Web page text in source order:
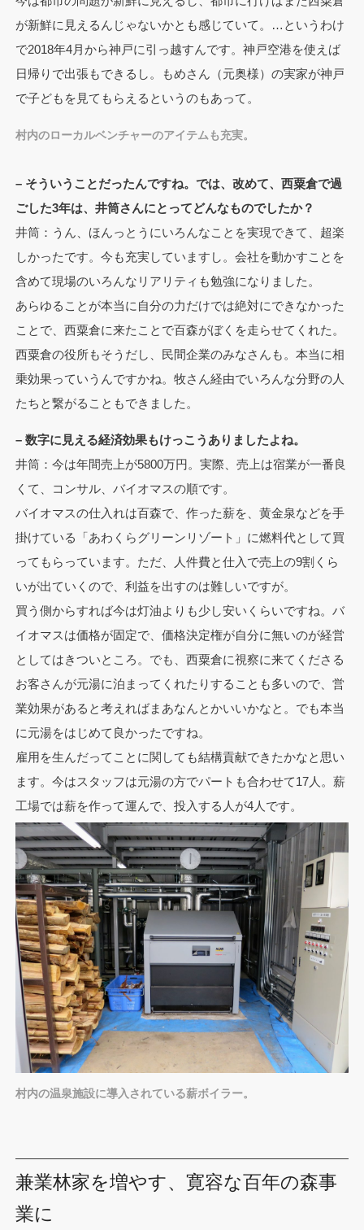
が新鮮に見えるんじゃないかとも感じていて。…というわけ
で2018年4月から神戸に引っ越すんです。神戸空港を使えば
日帰りで出張もできるし。もめさん（元奥様）の実家が神戸
で子どもを見てもらえるというのもあって。
村内のローカルベンチャーのアイテムも充実。
– そういうことだったんですね。では、改めて、西粟倉で過
ごした3年は、井筒さんにとってどんなものでしたか？
井筒：うん、ほんっとうにいろんなことを実現できて、超楽
しかったです。今も充実していますし。会社を動かすことを
含めて現場のいろんなリアリティも勉強になりました。
あらゆることが本当に自分の力だけでは絶対にできなかった
ことで、西粟倉に来たことで百森がぼくを走らせてくれた。
西粟倉の役所もそうだし、民間企業のみなさんも。本当に相
乗効果っていうんですかね。牧さん経由でいろんな分野の人
たちと繋がることもできました。
– 数字に見える経済効果もけっこうありましたよね。
井筒：今は年間売上が5800万円。実際、売上は宿業が一番良
くて、コンサル、バイオマスの順です。
バイオマスの仕入れは百森で、作った薪を、黄金泉などを手
掛けている「あわくらグリーンリゾート」に燃料代として買
ってもらっています。ただ、人件費と仕入で売上の9割くら
いが出ていくので、利益を出すのは難しいですが。
買う側からすれば今は灯油よりも少し安いくらいですね。バ
イオマスは価格が固定で、価格決定権が自分に無いのが経営
としてはきついところ。でも、西粟倉に視察に来てくださる
お客さんが元湯に泊まってくれたりすることも多いので、営
業効果があると考えればまあなんとかいいかなと。でも本当
に元湯をはじめて良かったですね。
雇用を生んだってことに関しても結構貢献できたかなと思い
ます。今はスタッフは元湯の方でパートも合わせて17人。薪
工場では薪を作って運んで、投入する人が4人です。
村内の温泉施設に導入されている薪ボイラー。
兼業林家を増やす、寛容な百年の森事
業に